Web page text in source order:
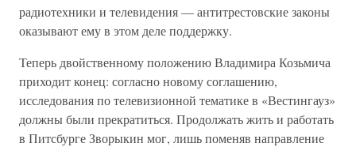
радиотехники и телевидения — антитрестовские законы
оказывают ему в этом деле поддержку.
Теперь двойственному положению Владимира Козьмича
приходит конец: согласно новому соглашению,
исследования по телевизионной тематике в «Вестингауз»
должны были прекратиться. Продолжать жить и работать
в Питсбурге Зворыкин мог, лишь поменяв направление